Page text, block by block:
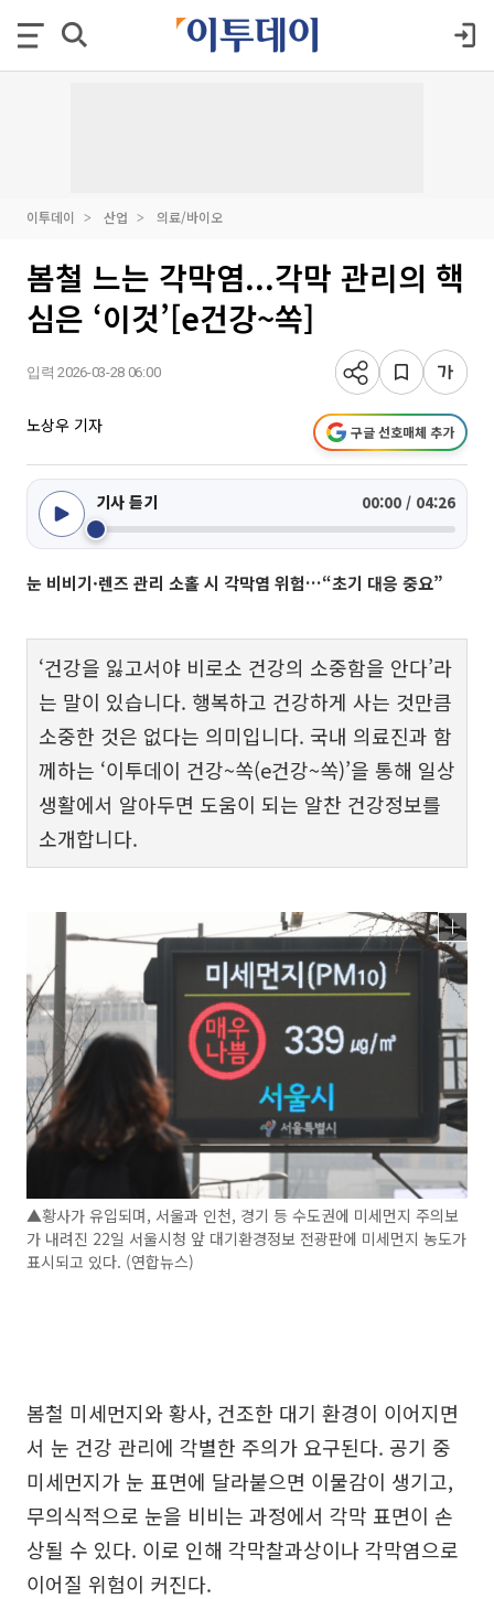
이투데이 산업 의료/바이오
봄철 느는 각막염...각막 관리의 핵
심은 ‘이것’[e건강~쏙]
입력 2026-03-28 06:00
노상우 기자 구글 선호매체 추가
기사 듣기 00:00 / 04:26
눈 비비기·렌즈 관리 소홀 시 각막염 위험…“초기 대응 중요”
‘건강을 잃고서야 비로소 건강의 소중함을 안다’라
는 말이 있습니다. 행복하고 건강하게 사는 것만큼
소중한 것은 없다는 의미입니다. 국내 의료진과 함
께하는 ‘이투데이 건강~쏙(e건강~쏙)’을 통해 일상
생활에서 알아두면 도움이 되는 알찬 건강정보를
소개합니다.
▲황사가 유입되며, 서울과 인천, 경기 등 수도권에 미세먼지 주의보
가 내려진 22일 서울시청 앞 대기환경정보 전광판에 미세먼지 농도가
표시되고 있다. (연합뉴스)
봄철 미세먼지와 황사, 건조한 대기 환경이 이어지면
서 눈 건강 관리에 각별한 주의가 요구된다. 공기 중
미세먼지가 눈 표면에 달라붙으면 이물감이 생기고,
무의식적으로 눈을 비비는 과정에서 각막 표면이 손
상될 수 있다. 이로 인해 각막찰과상이나 각막염으로
이어질 위험이 커진다.